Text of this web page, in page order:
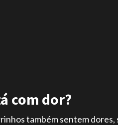
com dor?
também sentem